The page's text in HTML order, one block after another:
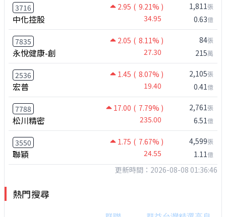
3716 2.95 ( 9.21% )
中化控股 34.95
1,811張
0.63億
7835 2.05 ( 8.11% )
永悅健康-創 27.30
84張
215萬
2536 1.45 ( 8.07% )
宏普 19.40
2,105張
0.41億
7788 17.00 ( 7.79% )
松川精密 235.00
2,761張
6.51億
3550 1.75 ( 7.67% )
聯穎 24.55
4,599張
1.11億
更新時間：2026-08-08 01:36:46
熱門搜尋